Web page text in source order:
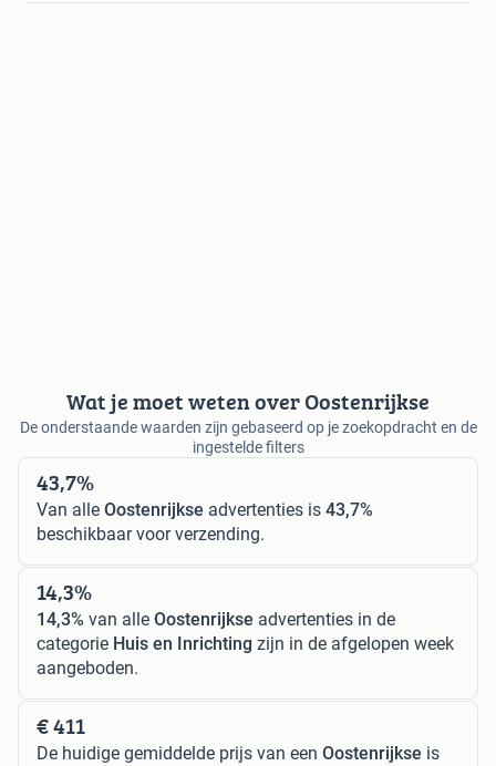
Wat je moet weten over Oostenrijkse
De onderstaande waarden zijn gebaseerd op je zoekopdracht en de
ingestelde filters
43,7%
Van alle Oostenrijkse advertenties is 43,7%
beschikbaar voor verzending.
14,3%
14,3% van alle Oostenrijkse advertenties in de
categorie Huis en Inrichting zijn in de afgelopen week
aangeboden.
€ 411
De huidige gemiddelde prijs van een Oostenrijkse is